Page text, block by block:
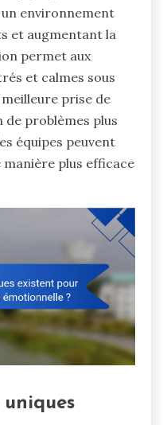
environnement
et augmentant la
permet aux
et calmes sous
prise de
de problèmes plus
équipes peuvent
plus efficace